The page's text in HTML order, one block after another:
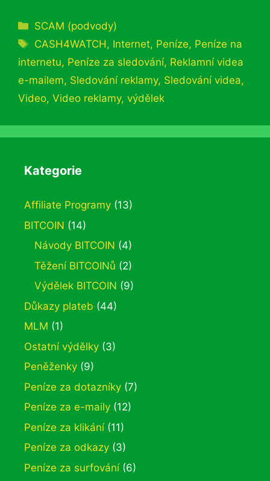
Rubriky
SCAM (podvody)
Štítky
CASH4WATCH, Internet, Peníze, Peníze na
internetu, Peníze za sledování, Reklamní videa
e-mailem, Sledování reklamy, Sledování videa,
Video, Video reklamy, výdělek
Kategorie
Affiliate Programy (13)
BITCOIN (14)
Návody BITCOIN (4)
Těžení BITCOINů (2)
Výdělek BITCOIN (9)
Důkazy plateb (44)
MLM (1)
Ostatní výdělky (3)
Peněženky (9)
Peníze za dotazníky (7)
Peníze za e-maily (12)
Peníze za klikání(11)
Peníze za odkazy (3)
Peníze za surfování(6)